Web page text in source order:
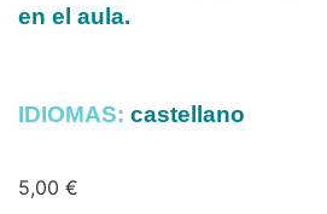
en el aula.
IDIOMAS: castellano
5,00 €